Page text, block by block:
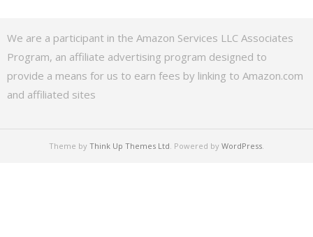
We are a participant in the Amazon Services LLC Associates
Program, an affiliate advertising program designed to
provide a means for us to earn fees by linking to Amazon.com
and affiliated sites
Theme by Think Up Themes Ltd. Powered by WordPress.